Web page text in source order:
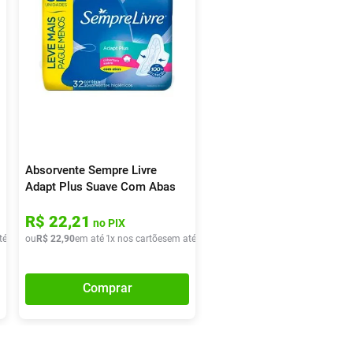
x deR$ 22,90
Absorvente Sempre Livre
Adapt Plus Suave Com Abas
R$ 22,21 no PIX
ou R$ 22,90em até 1x nos cartõesem até
Comprar